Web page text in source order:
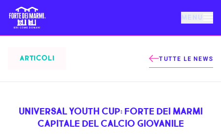
MENU
EVENTI
NOTIZIE
ARTICOLI TUTTE LE NEWS
UNIVERSAL YOUTH CUP: FORTE DEI MARMI
CAPITALE DEL CALCIO GIOVANILE